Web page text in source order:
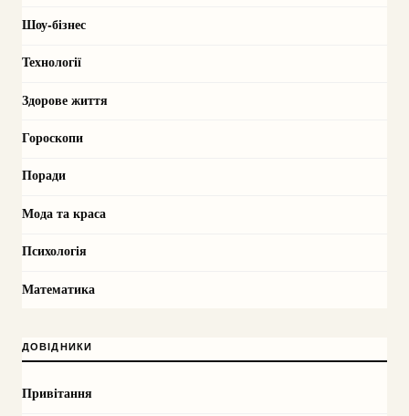
Шоу-бізнес
Технології
Здорове життя
Гороскопи
Поради
Мода та краса
Психологія
Математика
ДОВІДНИКИ
Привітання